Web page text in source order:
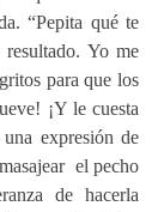
“Pepita qué te
Yo me
para que los
¡Y le cuesta
expresión de
el pecho
de hacerla